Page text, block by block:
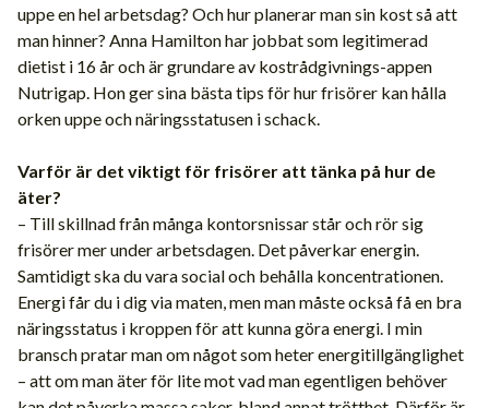
uppe en hel arbetsdag? Och hur planerar man sin kost så att
man hinner? Anna Hamilton har jobbat som legitimerad
dietist i 16 år och är grundare av kostrådgivnings-appen
Nutrigap. Hon ger sina bästa tips för hur frisörer kan hålla
orken uppe och näringsstatusen i schack.
Varför är det viktigt för frisörer att tänka på hur de
äter?
– Till skillnad från många kontorsnissar står och rör sig
frisörer mer under arbetsdagen. Det påverkar energin.
Samtidigt ska du vara social och behålla koncentrationen.
Energi får du i dig via maten, men man måste också få en bra
näringsstatus i kroppen för att kunna göra energi. I min
bransch pratar man om något som heter energitillgänglighet
– att om man äter för lite mot vad man egentligen behöver